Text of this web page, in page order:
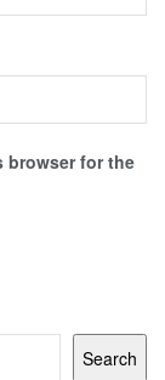
browser for the
Search